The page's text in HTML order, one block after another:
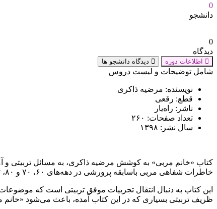
0
دانشجو
0
دیدگاه
اطلاعات دوره دیدگاه دانشجو ها
شامل توضیحات و لیست دروس
نویسنده: مرضیه ذاکری
قطع: رقعی
ناشر: راه‌یار
تعداد صفحات: ۲۶۰
سال نشر: ۱۳ ۹۸
کتاب «خانم مربی» به کوشش مرضیه ذاکری، به مسائل تربیتی و
خاطرات شفاهی مربی باسابقه پرورشی در دهه‌های ۶۰، ۷۰ و ۸۰، تبیین کرده است.
این کتاب به دنبال انتقال تجربیات موفق تربیتی است که
ظریف تربیتی بسیاری که در این کتاب آمده، باعث می‌شود «خانم